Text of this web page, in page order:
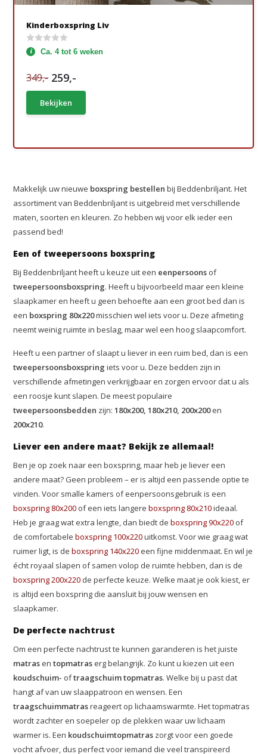
Kinderboxspring Liv
Ca. 4 tot 6 weken
349,- 259,-
Bekijken
Makkelijk uw nieuwe boxspring bestellen bij Beddenbriljant. Het
assortiment van Beddenbriljant is uitgebreid met verschillende
maten, soorten en kleuren. Zo hebben wij voor elk ieder een
passend bed!
Een of tweepersoons boxspring
Bij Beddenbriljant heeft u keuze uit een eenpersoons of
tweepersoonsboxspring. Heeft u bijvoorbeeld maar een kleine
slaapkamer en heeft u geen behoefte aan een groot bed dan is
een boxspring 80x220misschien wel iets voor u. Deze afmeting
neemt weinig ruimte in beslag, maar wel een hoog slaapcomfort.
Heeft u een partner of slaapt u liever in een ruim bed, dan is een
tweepersoonsboxspring iets voor u. Deze bedden zijn in
verschillende afmetingen verkrijgbaar en zorgen ervoor dat u als
een roosje kunt slapen. De meest populaire
tweepersoonsbedden zijn:180x200, 180x210, 200x200en
200x210.
Liever een andere maat? Bekijk ze allemaal!
Ben je op zoek naar een boxspring, maar heb je liever een
andere maat? Geen probleem – er is altijd een passende optie te
vinden. Voor smalle kamers of eenpersoonsgebruik is een
boxspring 80x200 of een iets langereboxspring 80x210ideaal.
Heb je graag wat extra lengte, dan biedt deboxspring 90x220 of
de comfortabeleboxspring 100x220uitkomst. Voor wie graag wat
ruimer ligt, is deboxspring 140x220 een fijne middenmaat. En wil je
écht royaal slapen of samen volop de ruimte hebben, dan is de
boxspring 200x220 de perfecte keuze. Welke maat je ook kiest, er
is altijd een boxspring die aansluit bij jouw wensen en
slaapkamer.
De perfecte nachtrust
Om een perfecte nachtrust te kunnen garanderen is het juiste
matras entopmatras erg belangrijk. Zo kunt u kiezen uit een
koudschuim- oftraagschuim topmatras. Welke bij u past dat
hangt af van uw slaappatroon en wensen. Een
traagschuimmatrasreageert op lichaamswarmte. Het topmatras
wordt zachter en soepeler op de plekken waar uw lichaam
warmer is. Een koudschuimtopmatras zorgt voor een goede
vocht afvoer, dus perfect voor iemand die veel transpireerd